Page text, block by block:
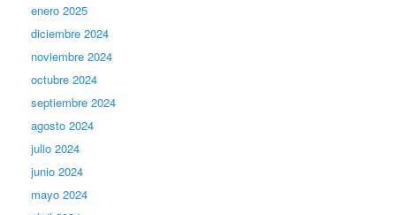
enero 2025
diciembre 2024
noviembre 2024
octubre 2024
septiembre 2024
agosto 2024
julio 2024
junio 2024
mayo 2024